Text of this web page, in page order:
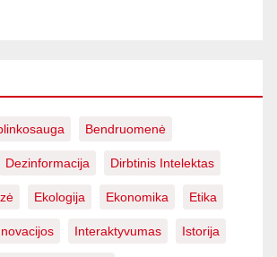
Bendruomenė
Dezinformacija Dirbtinis Intelektas
Ekologija Ekonomika Etika
Interaktyvumas Istorija